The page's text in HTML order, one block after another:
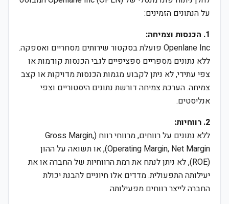
על הנתונים הזמינים:
1. הכנסות וצמיחה:
Openlane Inc פועלת בסקטור שירותים מסחריים ואספקה.
ללא נתונים מספריים ספציפיים לגבי הכנסות קודמות או
צפי עתידי, לא ניתן לקבוע מגמות הכנסות מדויקות או קצב
צמיחה. הערכת צמיחה דורשת נתונים היסטוריים וצפי
אנליסטים.
2. רווחיות:
ללא נתונים על רווחים, מרווחי רווח (Gross Margin,
Operating Margin, Net Margin), או תשואה על ההון
(ROE), לא ניתן לנתח את רמת הרווחיות של החברה או את
יעילותה התפעולית. מדדים אלו חיוניים להבנת יכולת
החברה לייצר רווחים מפעילותה.